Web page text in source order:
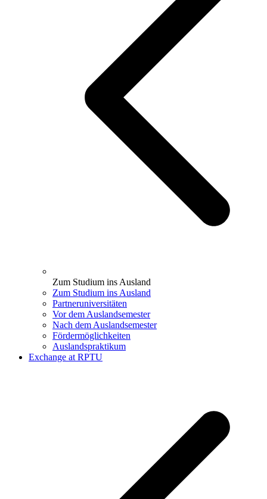
Zum Studium ins Ausland
Zum Studium ins Ausland
Partneruniversitäten
Vor dem Auslandsemester
Nach dem Auslandsemester
Fördermöglichkeiten
Auslandspraktikum
Exchange at RPTU